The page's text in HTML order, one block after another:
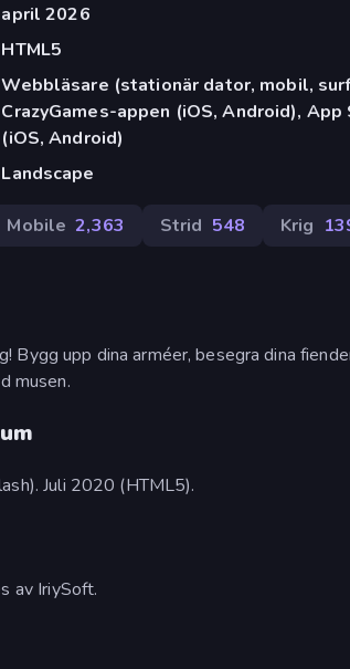
april 2026
HTML5
Webbläsare (stationär dator, mobil,
CrazyGames-appen (iOS, Android), App
(iOS, Android)
Landscape
Mobile 2,363 Strid 548 Krig
Bygg upp dina arméer, besegra dina
musen.
Juli 2020 (HTML5).
av IriySoft.